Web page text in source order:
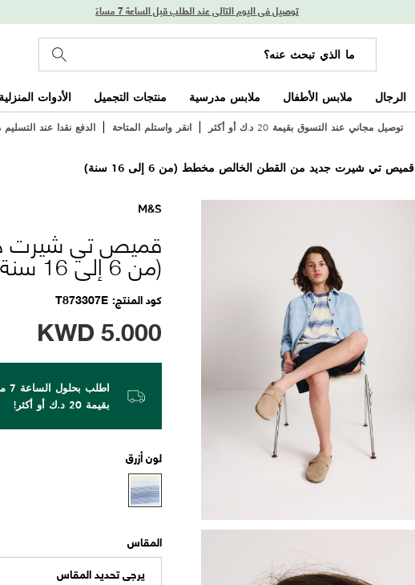
توصيل في اليوم التالي عند الطلب قبل الساعة 7 مساءً
الرجال ملابس الأطفال ملابس مدرسية منتجات التجميل الأدوات المنزلية
توصيل مجاني عند التسوق بقيمة 20 د.ك أو أكثر انقر واستلم المتاحة الدفع نقدا عند التسليم
قميص تي شيرت جديد من القطن الخالص مخطط (من 6 إلى 16 سنة)
M&S
قميص تي شيرت
(من 6 إلى 16 سنة)
كود المنتج T873307E
KWD5.000
بقيمة 20 د.ك أو أكثر!
لونأزرق
المقاس
يرجى تحديد المقاس